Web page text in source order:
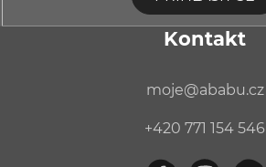
Kontakt
moje@ababu.cz
+420 771 154 546